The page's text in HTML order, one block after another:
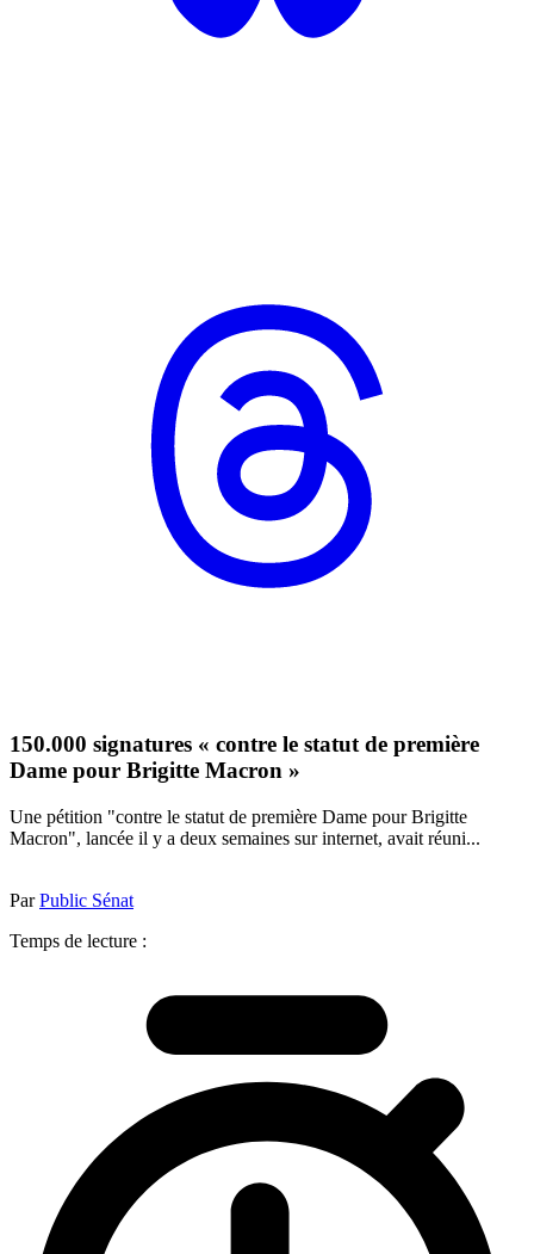
150.000 signatures « contre le statut de première
Dame pour Brigitte Macron »
Une pétition "contre le statut de première Dame pour Brigitte
Macron", lancée il y a deux semaines sur internet, avait réuni...
ParPublic Sénat
Temps de lecture :